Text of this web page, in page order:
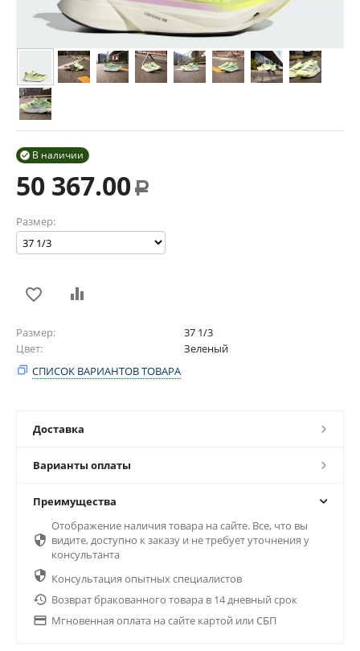
В наличии

50 367.00 Р
Размер:
Размер
37 1/3
Цвет
Зеленый
СПИСОК ВАРИАНТОВ ТОВАРА
Доставка
Варианты оплаты
Преимущества

Отображение наличия товара на сайте. Все, что вы
видите, доступно к заказу и не требует уточнения у
консультанта
 Консультация опытных специалистов
 Возврат бракованного товара в 14 дневный срок
 Мгновенная оплата на сайте картой или СБП